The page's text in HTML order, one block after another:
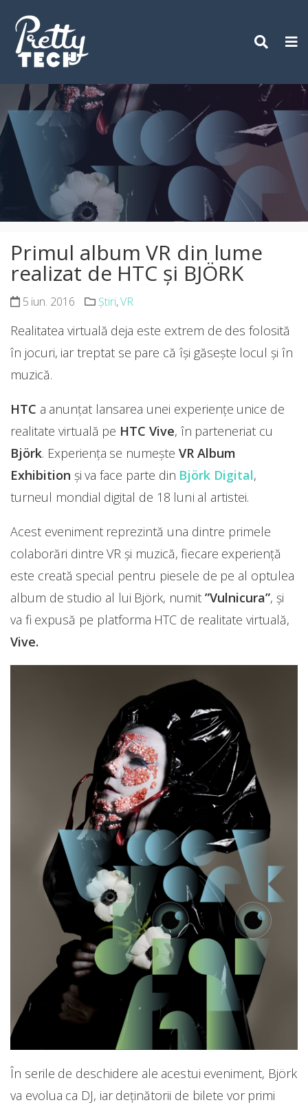
content
Primul album VR din lume
realizat de HTC și BJÖRK
5 iun. 2016 Știri,VR
Realitatea virtuală deja este extrem de des folosită
în jocuri, iar treptat se pare că își găsește locul și în
muzică.
HTC a anunțat lansarea unei experiențe unice de
realitate virtuală pe HTC Vive, în parteneriat cu
Björk. Experiența se numește VR Album
Exhibition și va face parte din Björk Digital,
turneul mondial digital de 18 luni al artistei.
Acest eveniment reprezintă una dintre primele
colaborări dintre VR și muzică, fiecare experiență
este creată special pentru piesele de pe al optulea
album de studio al lui Björk, numit ”Vulnicura”, și
va fi expusă pe platforma HTC de realitate virtuală,
Vive.
În serile de deschidere ale acestui eveniment, Björk
va evolua ca DJ, iar deținătorii de bilete vor primi